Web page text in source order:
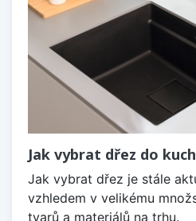
Jak vybrat dřez do
Jak vybrat dřez je stále
vzhledem v velikému
tvarů a materiálů na trhu.